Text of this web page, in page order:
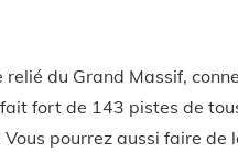
relié du Grand Massif,
fort de 143 pistes de
pourrez aussi faire